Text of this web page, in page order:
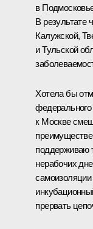
в
В результате
Калужской,
и Тульской
Хотела бы
к Москве
поддерживаю
нерабочих
самоизоляции
прервать